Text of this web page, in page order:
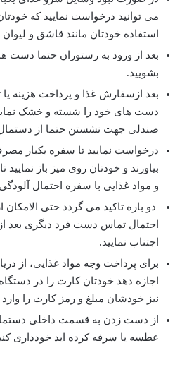
می توانید درخواست نمایید که
استفاده خودتان مانند قاشق و
بعد از ورود به رستوران حتما دست
بشویید.
بعد ازسفارش غذا و پرداخت هزینه
دست های خود را شسته و خشک
صندلی جهت نشستن حتما از دستمال
درخواست نمایید تا سفره یکبار
بیاورند و خودتان روی میز باز
و مواد غذایی با سفره احتمال
دو باره تاکید می گردد حتی
احتمال تماس دست فرد دیگری بعد
اجتناب نمایید.
برای پرداخت وجه مواد غذایی، از
اجازه دهد خودتان کارت را در
نیز خودشان مبلغ و رمز کارت را وارد
از دست زدن به قسمت داخلی
عطسه یا سرفه کرده اید خودداری